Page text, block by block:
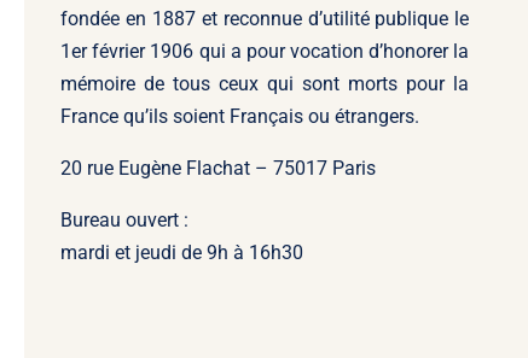
fondée en 1887 et reconnue d’utilité publique le
1er février 1906 qui a pour vocation d’honorer la
mémoire de tous ceux qui sont morts pour la
France qu’ils soient Français ou étrangers.
20 rue Eugène Flachat – 75017 Paris
Bureau ouvert :
mardi et jeudi de 9h à 16h30